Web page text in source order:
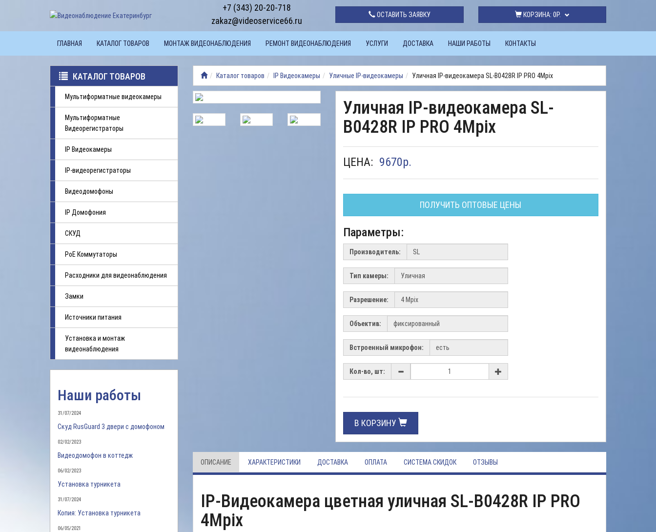
+7 (343) 20-20-718
zakaz@videoservice66.ru
ОСТАВИТЬ ЗАЯВКУ КОРЗИНА: 0Р.
ГЛАВНАЯ КАТАЛОГ ТОВАРОВ МОНТАЖ ВИДЕОНАБЛЮДЕНИЯ РЕМОНТ ВИДЕОНАБЛЮДЕНИЯ УСЛУГИ ДОСТАВКА НАШИ РАБОТЫ КОНТАКТЫ
КАТАЛОГ ТОВАРОВ
Мультиформатные видеокамеры
Мультиформатные
Видеорегистраторы
IP Видеокамеры
IP-видеорегистраторы
Видеодомофоны
IP Домофония
СКУД
PoE Коммутаторы
Расходники для видеонаблюдения
Замки
Источники питания
Установка и монтаж
видеонаблюдения
Наши работы
31/07/2024
Скуд RusGuard 3 двери с домофоном
02/02/2023
Видеодомофон в коттедж
06/02/2023
Установка турникета
31/07/2024
Копия: Установка турникета
06/05/2021
Каталог товаров IP Видеокамеры Уличные IP-видеокамеры Уличная IP-видеокамера SL-B0428R IP PRO 4Mpix
Уличная IP-видеокамера SL-
B0428R IP PRO 4Mpix
ЦЕНА: 9670р.
ПОЛУЧИТЬ ОПТОВЫЕ ЦЕНЫ
Параметры:
Производитель:
Тип камеры:
Разрешение:
Объектив:
Встроенный микрофон:
Кол-во, шт:
В КОРЗИНУ
ОПИСАНИЕ ХАРАКТЕРИСТИКИ ДОСТАВКА ОПЛАТА СИСТЕМА СКИДОК ОТЗЫВЫ
IP-Видеокамера цветная уличная SL-B0428R IP PRO
4Mpix